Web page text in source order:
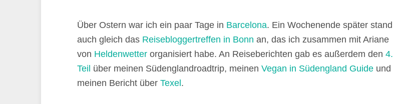
Über Ostern war ich ein paar Tage in Barcelona. Ein Wochenende später stand
auch gleich das Reisebloggertreffen in Bonn an, das ich zusammen mit Ariane
von Heldenwetter organisiert habe. An Reiseberichten gab es außerdem den 4.
Teil über meinen Südenglandroadtrip, meinen Vegan in Südengland Guide und
meinen Bericht über Texel .